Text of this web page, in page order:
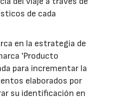
de cada
en la estrategia de
'Producto
para incrementar la
elaborados por
su identificación en